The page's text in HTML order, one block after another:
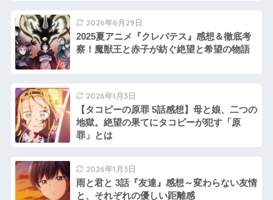
2026年6月29日
2025夏アニメ『クレバテス』感想＆徹底考
察！魔獣王と赤子が紡ぐ絶望と希望の物語
2026年1月3日
【タコピーの原罪 5話感想】母と娘、二つの
地獄。絶望の果てにタコピーが犯す「原
罪」とは
2026年1月3日
雨と君と 3話『友達』感想～変わらない友情
と、それぞれの優しい距離感